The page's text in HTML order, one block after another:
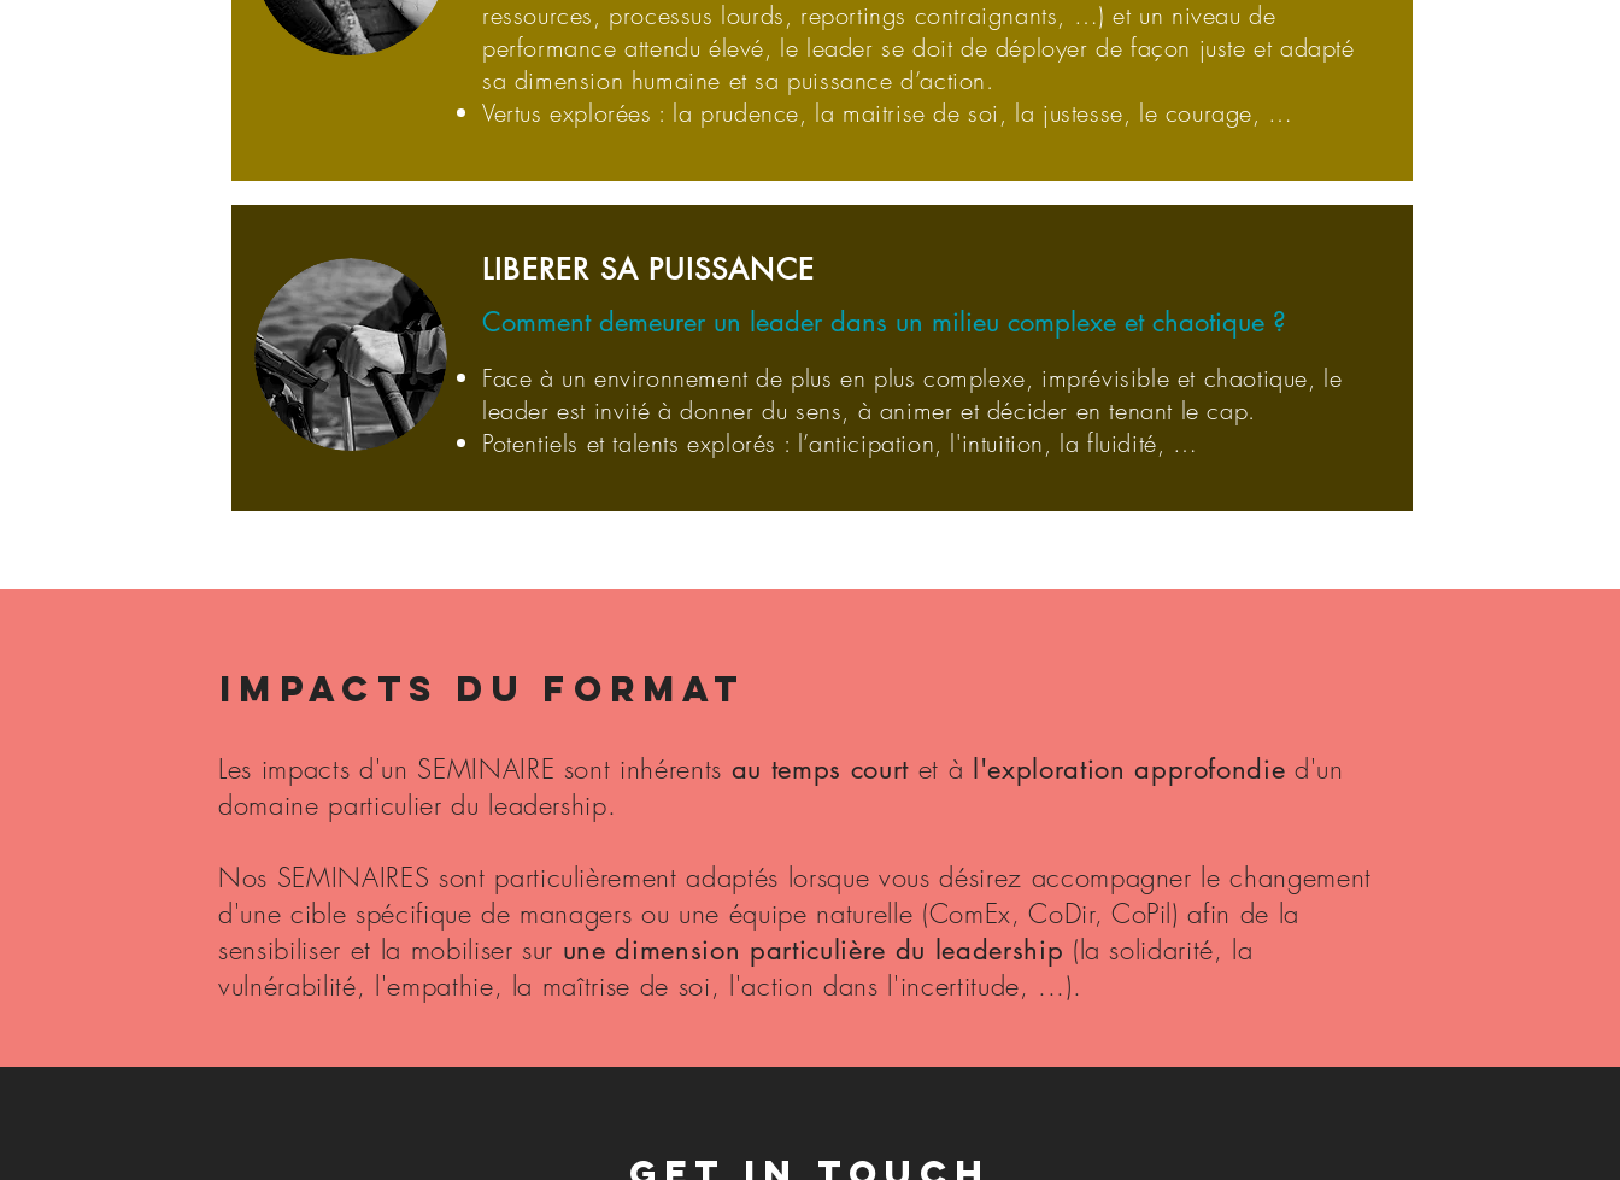
ressources, processus lourds, reportings contraignants, …) et un niveau de
performance attendu élevé, le leader se doit de déployer de façon juste et adapté
sa dimension humaine et sa puissance d’action.
Vertus explorées : la prudence, la maitrise de soi, la justesse, le courage, …
LIBERER SA PUISSANCE
Comment demeurer un leader dans un milieu complexe et chaotique ?
Face à un environnement de plus en plus complexe, imprévisible et chaotique, le
leader est invité à donner du sens, à animer et décider en tenant le cap.
Potentiels et talents explorés : l’anticipation, l'intuition, la fluidité, …
IMPACTS DU FORMAT
Les impacts d'un SEMINAIRE sont inhérents au temps courtet à l'exploration approfondie d'un
domaine particulier du leadership.
Nos SEMINAIRES sont particulièrement adaptés lorsque vous désirez accompagner le changement
d'une cible spécifique de managers ou une équipe naturelle (ComEx, CoDir, CoPil) afin de la
sensibiliser et la mobiliser sur une dimension particulière du leadership (la solidarité, la
vulnérabilité, l'empathie, la maîtrise de soi, l'action dans l'incertitude, ...).